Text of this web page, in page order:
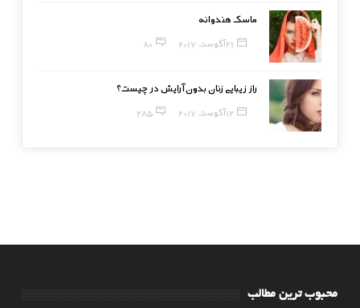
ماسک هندوانه
21 آگوست, 2017 80
راز زیبایی زنان بدون آرایش در چیست؟
12 آگوست, 2017 285
محبوب ترین مطالب